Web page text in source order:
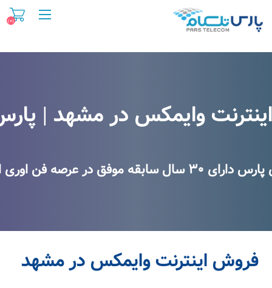
(۰)
فروش اینترنت وایمکس درمشهد
وایمکس در مشهد |
عرصه فن اوری اطلاعات و اینترنت
فروش اینترنت وایمکس در مشهد